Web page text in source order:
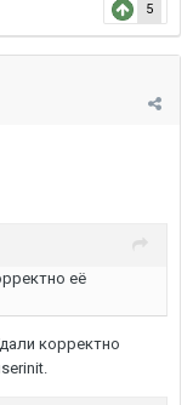
5
её
корректно